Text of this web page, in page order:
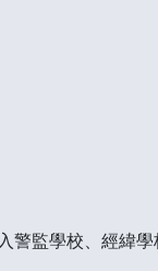
警監學校、經緯